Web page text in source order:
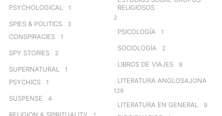
PSYCHOLOGICAL 1
SPIES & POLITICS 3
CONSPIRACIES 1
SPY STORIES 2
SUPERNATURAL 1
PSYCHICS 1
SUSPENSE 4
RELIGIOSOS
2
PSICOLOGÍA 1
SOCIOLOGÍA 2
LIBROS DE VIAJES 8
LITERATURA ANGLOSAJONA
129
LITERATURA EN GENERAL 9